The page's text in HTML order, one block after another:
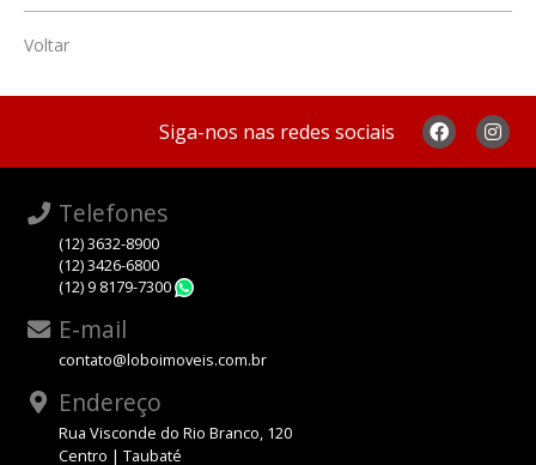
Voltar
Siga-nos nas redes sociais
Telefones
(12) 3632-8900
(12) 3426-6800
(12) 9 8179-7300
E-mail
contato@loboimoveis.com.br
Endereço
Rua Visconde do Rio Branco, 120
Centro | Taubaté